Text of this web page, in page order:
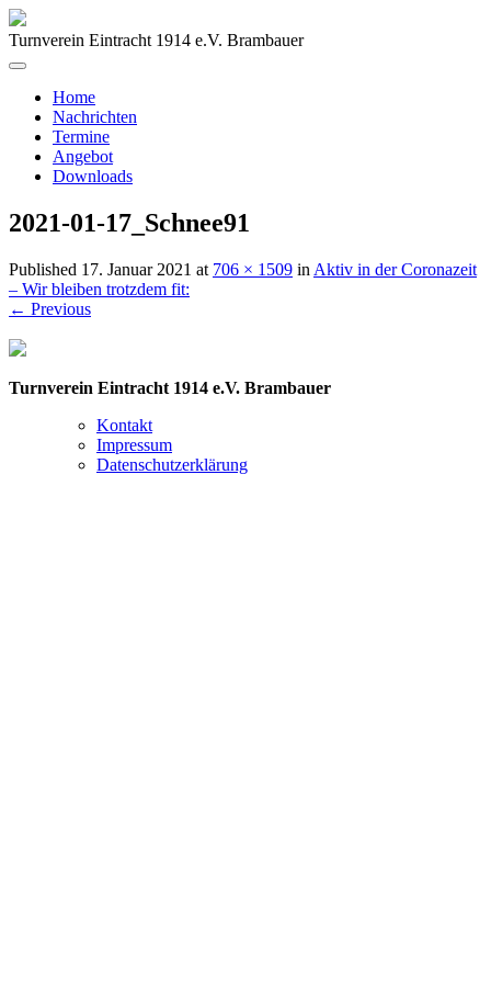
Turnverein Eintracht 1914 e.V. Brambauer
Home
Nachrichten
Termine
Angebot
Downloads
2021-01-17_Schnee91
Published 17. Januar 2021 at 706 × 1509 in Aktiv in der Coronazeit
– Wir bleiben trotzdem fit:
← Previous
Turnverein Eintracht 1914 e.V. Brambauer
Kontakt
Impressum
Datenschutzerklärung